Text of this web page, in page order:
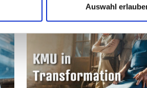
Auswahl